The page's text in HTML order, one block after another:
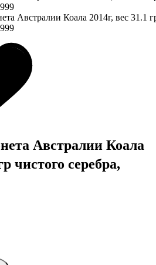
Австралии Коала
чистого серебра,